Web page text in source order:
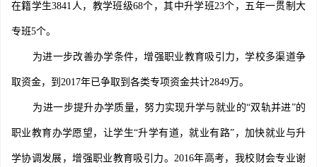
在籍学生3841人，教学班级68个，其中升学班23个，五年一贯制大
专班5个。
为进一步改善办学条件，增强职业教育吸引力，学校多渠道争
取资金，到2017年已争取到各类专项资金共计2849万。
为进一步提升办学质量，努力实现升学与就业的“双轨并进”的
职业教育办学愿望，让学生“升学有道，就业有路”，加快就业与升
学协调发展，增强职业教育吸引力。2016年高考，我校财会专业谢